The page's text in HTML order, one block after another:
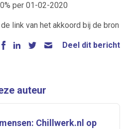
per 01-02-2020
link van het akkoord bij de bron
Deel dit bericht
auteur
Chillwerk.nl op